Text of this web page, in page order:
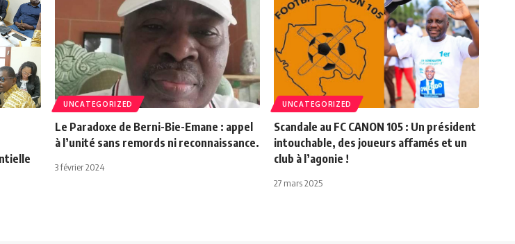
UNCATEGORIZED
Le Paradoxe de Berni-Bie-Emane : appel
à l’unité sans remords ni reconnaissance.
3 février 2024
UNCATEGORIZED
Scandale au FC CANON 105 : Un président
intouchable, des joueurs affamés et un
club à l’agonie !
27 mars 2025